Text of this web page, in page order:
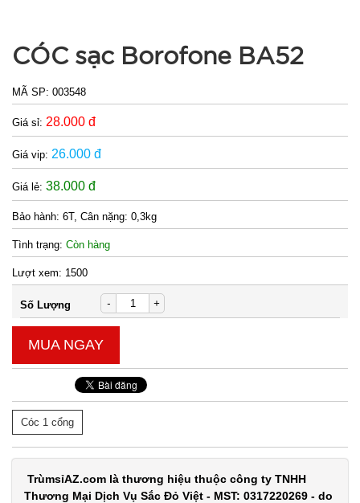
CÓC sạc Borofone BA52
MÃ SP: 003548
Giá sỉ: 28.000 đ
Giá vip: 26.000 đ
Giá lẻ: 38.000 đ
Bảo hành: 6T, Cân nặng: 0,3kg
Tình trạng: Còn hàng
Lượt xem: 1500
Số Lượng - +
MUA NGAY
Cóc 1 cổng
TrùmsỉAZ.com là thương hiệu thuộc công ty TNHH
Thương Mại Dịch Vụ Sắc Đỏ Việt - MST: 0317220269 - do